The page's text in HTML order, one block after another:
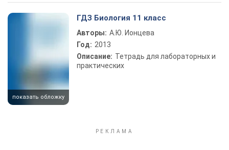
Play Video
показать обложку
ГДЗ Биология 11 класс
Авторы: А.Ю. Ионцева
Год: 2013
Описание: Тетрадь для лабораторных и
практических